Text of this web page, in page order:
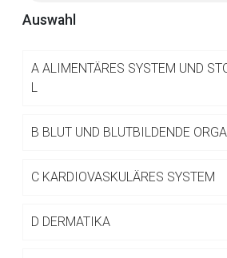
Auswahl
A ALIMENTÄRES SYSTEM UND
L
B BLUT UND BLUTBILDENDE
C KARDIOVASKULÄRES SYSTEM
D DERMATIKA
Aufruf einer externen Seite
Seite. Für die Inhalte der externen
Datenschutzbestimmungen.